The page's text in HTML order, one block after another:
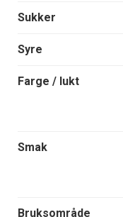
Sukker
Syre
Farge / lukt
Smak
Bruksområde